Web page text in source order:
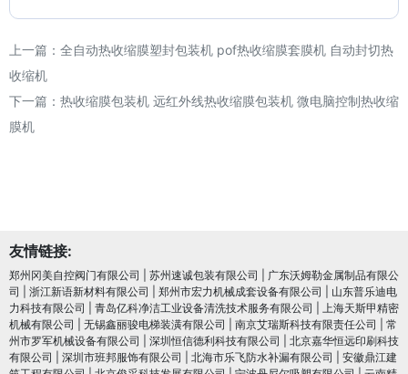
上一篇： 全自动热收缩膜塑封包装机 pof热收缩膜套膜机 自动封切热
收缩机
下一篇： 热收缩膜包装机 远红外线热收缩膜包装机 微电脑控制热收缩
膜机
友情链接:
郑州冈美自控阀门有限公司 苏州速诚包装有限公司
广东沃姆勒金属制品有限公
司
浙江新语新材料有限公司 郑州市宏力机械成套设备有限公司
山东普乐迪电
力科技有限公司
青岛亿科净洁工业设备清洗技术服务有限公司
上海天斯甲精密
机械有限公司
无锡鑫丽骏电梯装潢有限公司 南京艾瑞斯科技有限责任公司
常
州市罗军机械设备有限公司
深圳恒信德利科技有限公司
北京嘉华恒远印刷科技
有限公司
深圳市班邦服饰有限公司 北海市乐飞防水补漏有限公司
安徽鼎江建